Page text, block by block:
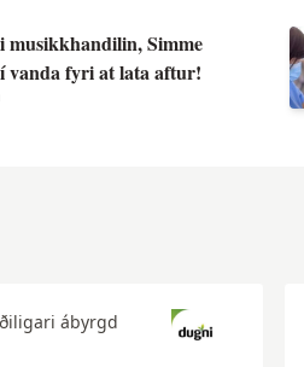
musikkhandilin, Simme
vanda fyri at lata aftur!
ábyrgd